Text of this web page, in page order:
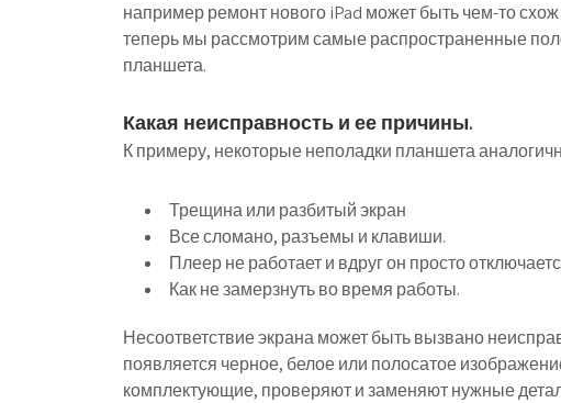
например ремонт нового iPad может быть чем-то
теперь мы рассмотрим самые распространенные
планшета.
Какая неисправность и ее причины.
К примеру, некоторые неполадки планшета
Трещина или разбитый экран
Все сломано, разъемы и клавиши.
Плеер не работает и вдруг он просто
Как не замерзнуть во время работы.
Несоответствие экрана может быть вызвано
появляется черное, белое или полосатое
комплектующие, проверяют и заменяют нужные